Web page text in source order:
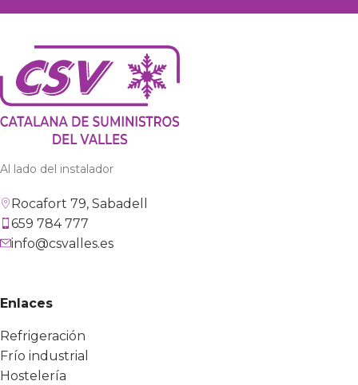
Al lado del instalador
Rocafort 79, Sabadell
659 784 777
info@csvalles.es
Enlaces
Refrigeración
Frío industrial
Hostelería